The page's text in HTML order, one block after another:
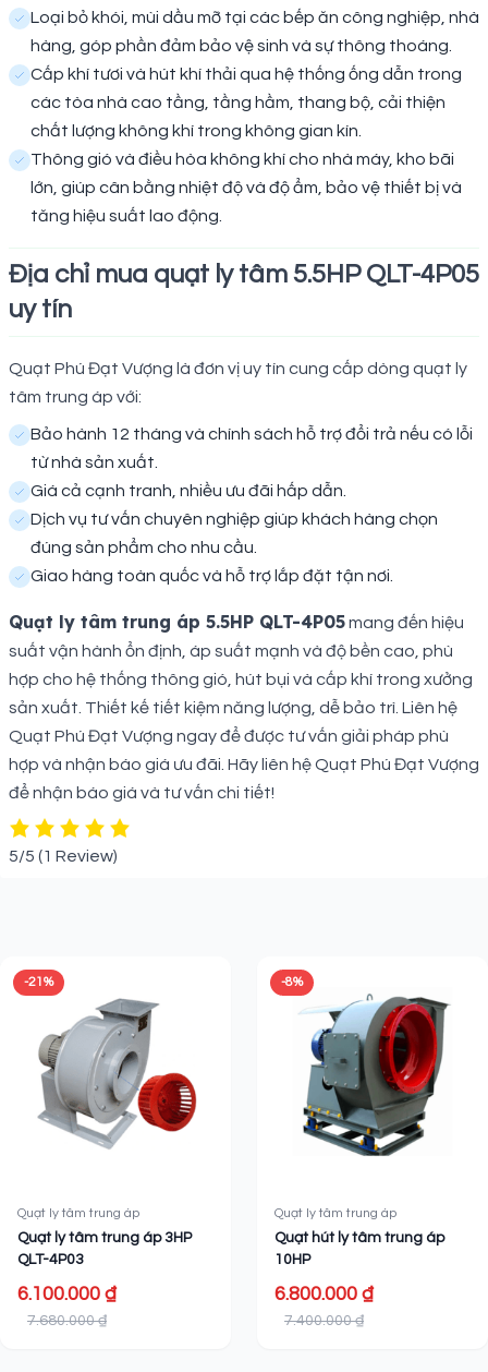
Loại bỏ khói, mùi dầu mỡ tại các bếp ăn công nghiệp, nhà
hàng, góp phần đảm bảo vệ sinh và sự thông thoáng.
Cấp khí tươi và hút khí thải qua hệ thống ống dẫn trong
các tòa nhà cao tầng, tầng hầm, thang bộ, cải thiện
chất lượng không khí trong không gian kín.
Thông gió và điều hòa không khí cho nhà máy, kho bãi
lớn, giúp cân bằng nhiệt độ và độ ẩm, bảo vệ thiết bị và
tăng hiệu suất lao động.
Địa chỉ mua quạt ly tâm 5.5HP QLT-4P05
uy tín
Quạt Phú Đạt Vượng là đơn vị uy tín cung cấp dòng quạt ly
tâm trung áp với:
Bảo hành 12 tháng và chính sách hỗ trợ đổi trả nếu có lỗi
từ nhà sản xuất.
Giá cả cạnh tranh, nhiều ưu đãi hấp dẫn.
Dịch vụ tư vấn chuyên nghiệp giúp khách hàng chọn
đúng sản phẩm cho nhu cầu.
Giao hàng toàn quốc và hỗ trợ lắp đặt tận nơi.
Quạt ly tâm trung áp 5.5HP QLT-4P05mang đến hiệu
suất vận hành ổn định, áp suất mạnh và độ bền cao, phù
hợp cho hệ thống thông gió, hút bụi và cấp khí trong xưởng
sản xuất. Thiết kế tiết kiệm năng lượng, dễ bảo trì. Liên hệ
Quạt Phú Đạt Vượng ngay để được tư vấn giải pháp phù
hợp và nhận báo giá ưu đãi. Hãy liên hệ Quạt Phú Đạt Vượng
để nhận báo giá và tư vấn chi tiết!
5/5 (1 Review)
-21%
Quạt ly tâm trung áp
Quạt ly tâm trung áp 3HP
QLT-4P03
6.100.000 ₫
7.680.000 ₫
-8%
Quạt ly tâm trung áp
Quạt hút ly tâm trung áp
10HP
6.800.000 ₫
7.400.000 ₫